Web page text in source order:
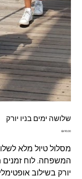
שלושה ימים בניו יורק
מחיר‏90.00 ‏₪
מסלול טיול מלא
המשפחה. לוח זמנים
יורק בשילוב